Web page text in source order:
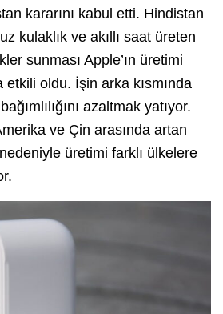
kararını kabul etti. Hindistan
kulaklık ve akıllı saat üreten
sunması Apple’ın üretimi
etkili oldu. İşin arka kısmında
azaltmak yatıyor.
ve Çin arasında artan
üretimi farklı ülkelere